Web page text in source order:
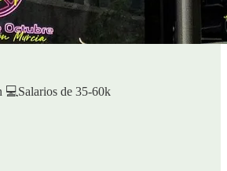
💻Salarios de 35-60k